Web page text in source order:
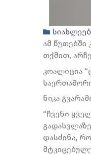
ამ
თქმით,
კოალიცია
ნიკა
“ჩვენი
დასძინა,